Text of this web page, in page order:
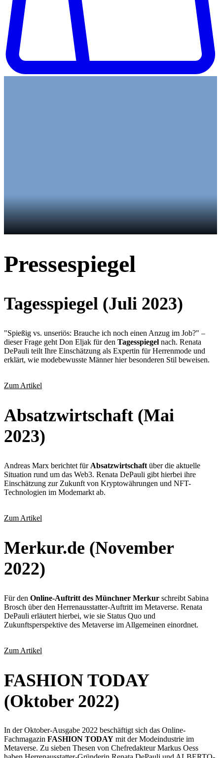
Pressespiegel
Tagesspiegel (Juli 2023)
"Spießig vs. unseriös: Brauche ich noch einen Anzug im Job?" –
dieser Frage geht Don Eljak für den Tagesspiegel nach. Renata
DePauli teilt Ihre Einschätzung als Expertin für Herrenmode und
erklärt, wie modebewusste Männer hier besonderen Stil beweisen.
Zum Artikel
Absatzwirtschaft (Mai
2023)
Andreas Marx berichtet für Absatzwirtschaft über die aktuelle
Situation rund um das Web3. Renata DePauli gibt hierbei ihre
Einschätzung zur Zukunft von Kryptowährungen und NFT-
Technologien im Modemarkt ab.
Zum Artikel
Merkur.de (November
2022)
Für den Online-Auftritt des Münchner Merkur schreibt Sabina
Brosch über den Herrenausstatter-Auftritt im Metaverse. Renata
DePauli erläutert hierbei, wie sie Status Quo und
Zukunftsperspektive des Metaverse im Allgemeinen einordnet.
Zum Artikel
FASHION TODAY
(Oktober 2022)
In der Oktober-Ausgabe 2022 beschäftigt sich das Online-
Fachmagazin FASHION TODAY mit der Modeindustrie im
Metaverse. Zu sieben Thesen von Chefredakteur Markus Oess